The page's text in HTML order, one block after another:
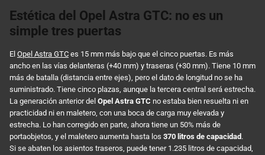
Estética del Opel Astra GTC: no es un
simple tres puertas
El Opel Astra GTC es 15 mm más bajo que el cinco puertas. Es más
ancho en las vías delanteras (+40 mm) y traseras (+30 mm). Tiene 10 mm
más de batalla (distancia entre ejes), pero el dato de longitud no se ha
suministrado. Tiene cinco plazas, aunque la tercera central será estrecha.
La generación anterior del Opel Astra GTC no estaba bien resuelta ni en
practicidad ni en maletero, con una boca de carga muy elevada y
estrecha. Lo han corregido en parte, ahora tiene un 50% más de
portaobjetos, y el maletero aumenta hasta los 370 litros de capacidad .
Si se abaten los asientos traseros, puede tener 1.235 litros de capacidad,